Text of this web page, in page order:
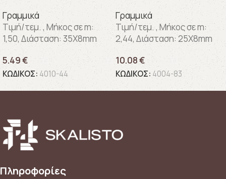
Γραμμικά
Τιμή/τεμ. , Μήκος σε m:
1,50, Διάσταση: 35X8mm
5.49€
ΚΩΔΙΚΟΣ: 4010-44
Γραμμικά
Τιμή/τεμ. , Μήκος σε m:
2,44, Διάσταση: 25X8mm
10.08€
ΚΩΔΙΚΟΣ: 4004-83
Πληροφορίες